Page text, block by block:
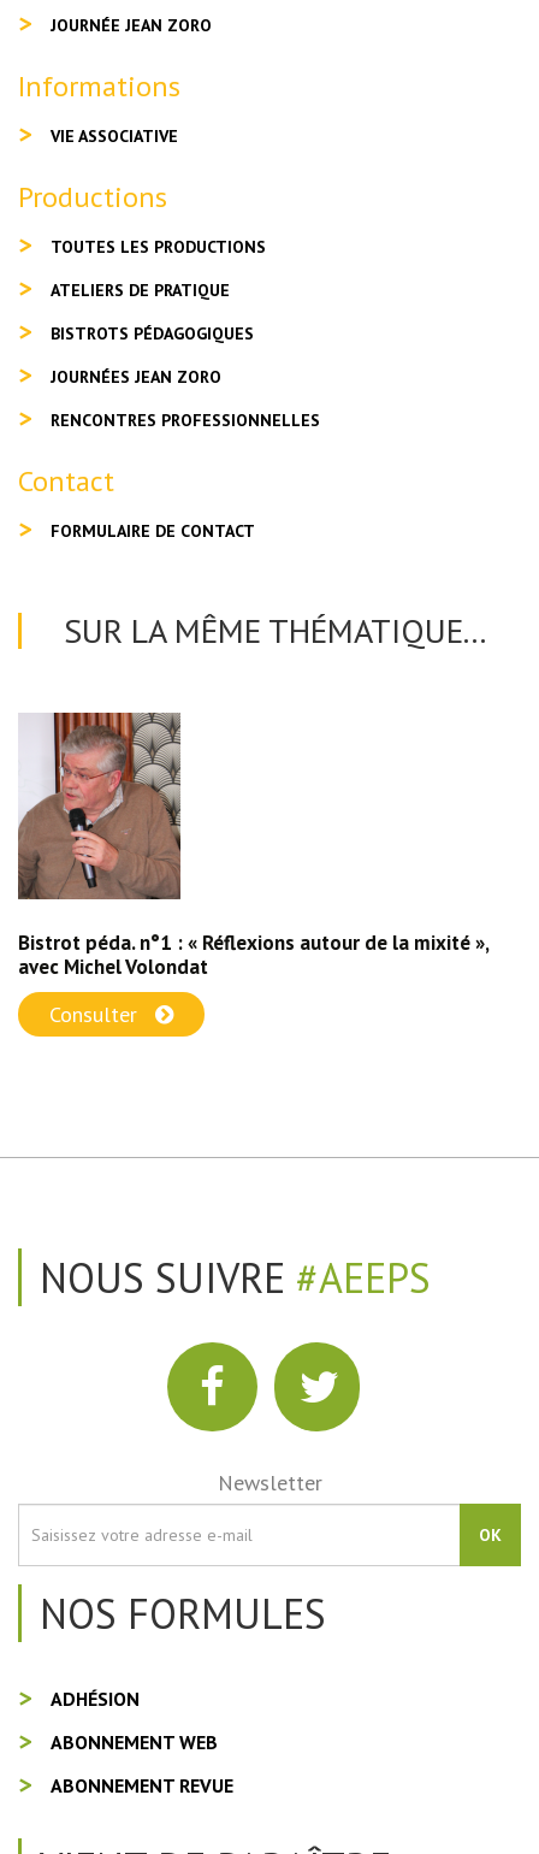
JOURNÉE JEAN ZORO
Informations
VIE ASSOCIATIVE
Productions
TOUTES LES PRODUCTIONS
ATELIERS DE PRATIQUE
BISTROTS PÉDAGOGIQUES
JOURNÉES JEAN ZORO
RENCONTRES PROFESSIONNELLES
Contact
FORMULAIRE DE CONTACT
SUR LA MÊME THÉMATIQUE...
Bistrot péda. n°1 : « Réflexions autour de la mixité »,
avec Michel Volondat
Consulter
NOUS SUIVRE #AEEPS
Newsletter
OK
NOS FORMULES
ADHÉSION
ABONNEMENT WEB
ABONNEMENT REVUE